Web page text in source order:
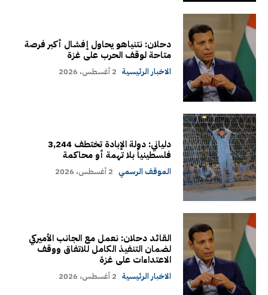
دحلان: نتنياهو يحاول إفشال أكبر فرصة
متاحة لوقف الحرب على غزة
الاخبار الرئيسية 2 أغسطس، 2026
دلياني: دولة الإبادة تختطف 3,244
فلسطينياً بلا تهمة أو محاكمة
الموقف الرسمي 2 أغسطس، 2026
القائد دحلان: نعمل مع الجانب الأميركي
لضمان التنفيذ الكامل للاتفاق ووقف
الاعتداءات على غزة
الاخبار الرئيسية 2 أغسطس، 2026